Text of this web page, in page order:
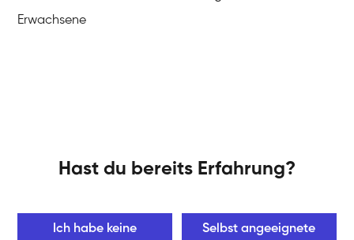
Erwachsene
Hast du bereits Erfahrung?
Ich habe keine
Selbst angeeignete